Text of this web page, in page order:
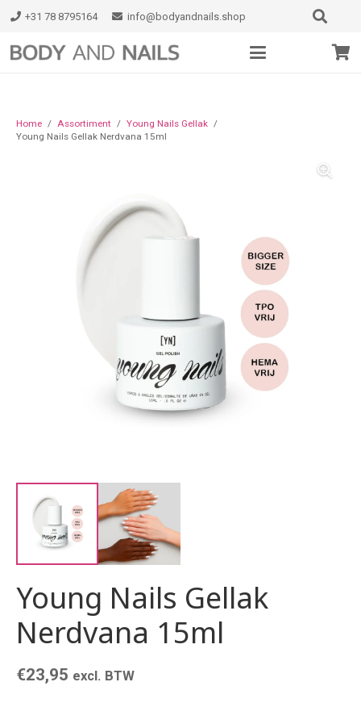
+31 78 8795164 info@bodyandnails.shop
Home / Assortiment / Young Nails Gellak /
Young Nails Gellak Nerdvana 15ml
Young Nails Gellak
Nerdvana 15ml
€23,95 excl. BTW